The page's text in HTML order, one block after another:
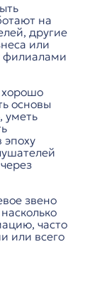
на
другие
или
филиалами
основы
уметь
эпоху
звено
часто
или всего